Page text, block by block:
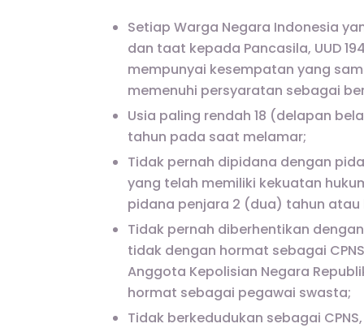
Setiap Warga Negara Indonesia
dan taat kepada Pancasila, UUD
mempunyai kesempatan yang
memenuhi persyaratan sebagai
Usia paling rendah 18 (delapan
tahun pada saat melamar;
Tidak pernah dipidana dengan
yang telah memiliki kekuatan
pidana penjara 2 (dua) tahun atau
Tidak pernah diberhentikan
tidak dengan hormat sebagai
Anggota Kepolisian Negara
hormat sebagai pegawai swasta;
Tidak berkedudukan sebagai